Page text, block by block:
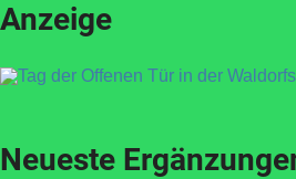
Anzeige
Neueste